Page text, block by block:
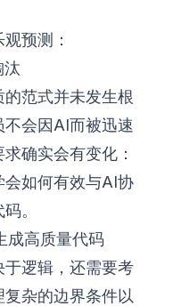
预测：
汰
范式并未发生根
会因AI而被迅速
确实会有变化：
会如何有效与AI协
。
成高质量代码
逻辑，还需要考
杂的边界条件以